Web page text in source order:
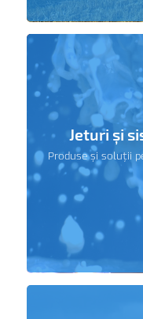
Jeturi și
Produse și soluții